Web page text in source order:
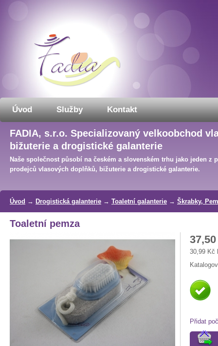
Úvod Služby Kontakt
FADIA, s.r.o. Specializovaný velkoobchod
bižuterie a drogistické galanterie
Naše společnost působí na českém a slovenském trhu jako jeden z
prodejců vlasových doplňků, bižuterie a drogistické galanterie.
Úvod → Drogistická galanterie → Toaletní galanterie → Škrabky,
Toaletní pemza
30,99 Kč
Přidat